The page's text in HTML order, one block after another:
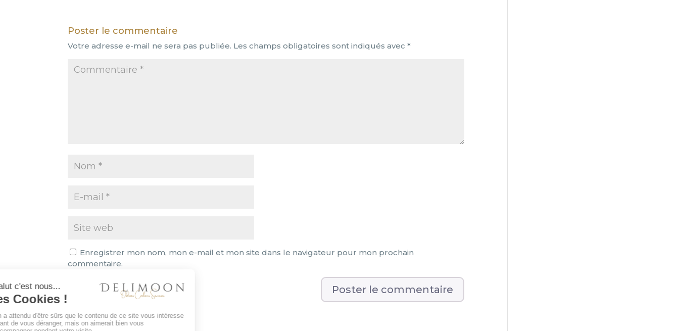
Poster le commentaire
Votre adresse e-mail ne sera pas publiée. Les champs obligatoires sont indiqués avec*
Enregistrer mon nom, mon e-mail et mon site dans le navigateur pour mon prochain
commentaire.
l